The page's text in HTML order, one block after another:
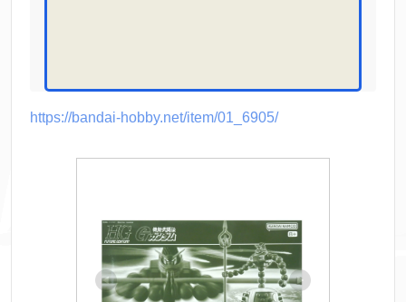
https://bandai-hobby.net/item/01_6905/